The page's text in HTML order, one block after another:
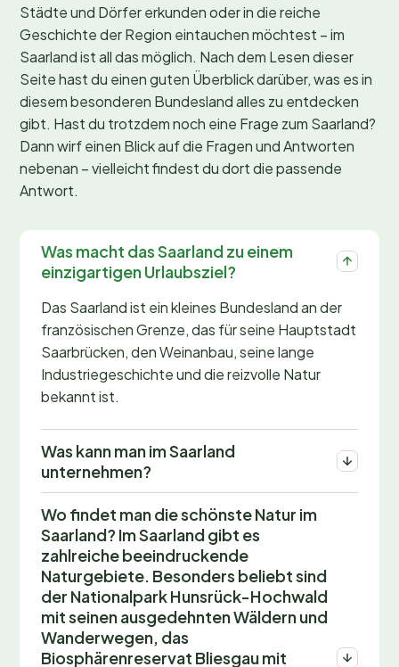
Städte und Dörfer erkunden oder in die reiche
Geschichte der Region eintauchen möchtest – im
Saarland ist all das möglich. Nach dem Lesen dieser
Seite hast du einen guten Überblick darüber, was es in
diesem besonderen Bundesland alles zu entdecken
gibt. Hast du trotzdem noch eine Frage zum Saarland?
Dann wirf einen Blick auf die Fragen und Antworten
nebenan – vielleicht findest du dort die passende
Antwort.
Was macht das Saarland zu einem
einzigartigen Urlaubsziel?
Das Saarland ist ein kleines Bundesland an der
französischen Grenze, das für seine Hauptstadt
Saarbrücken, den Weinanbau, seine lange
Industriegeschichte und die reizvolle Natur
bekannt ist.
Was kann man im Saarland
unternehmen?
Wo findet man die schönste Natur im
Saarland? Im Saarland gibt es
zahlreiche beeindruckende
Naturgebiete. Besonders beliebt sind
der Nationalpark Hunsrück-Hochwald
mit seinen ausgedehnten Wäldern und
Wanderwegen, das
Biosphärenreservat Bliesgau mit